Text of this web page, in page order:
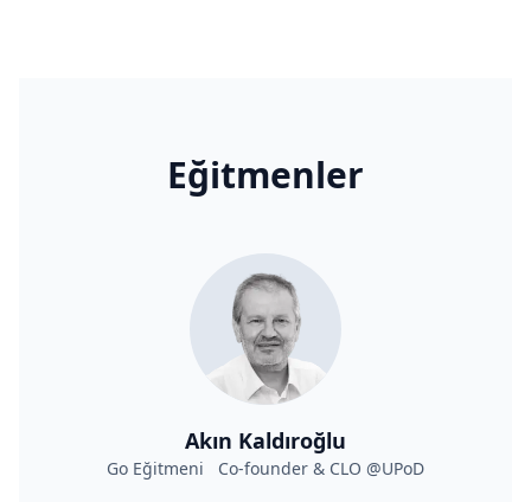
Eğitmenler
Akın Kaldıroğlu
Go Eğitmeni Co-founder & CLO @UPoD